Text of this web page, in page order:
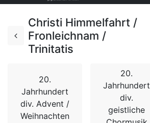
Christi Himmelfahrt /
Fronleichnam /
Trinitatis
20.
Jahrhundert
div. Advent /
Weihnachten
20.
Jahrhundert
div.
geistliche